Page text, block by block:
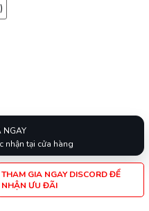
NGAY
nhận tại cửa hàng
THAM GIA NGAY DISCORD ĐỂ
NHẬN ƯU ĐÃI